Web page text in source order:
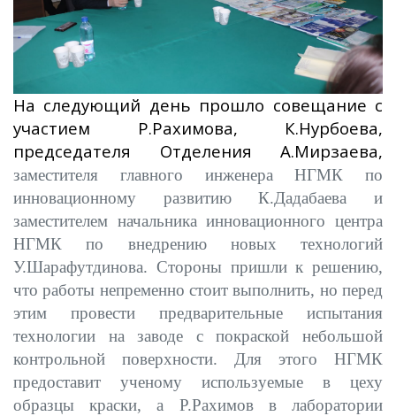
На следующий день прошло совещание с
участием Р.Рахимова, К.Нурбоева,
председателя Отделения А.Мирзаева,
заместителя главного инженера НГМК по
инновационному развитию К.Дадабаева и
заместителем начальника инновационного центра
НГМК по внедрению новых технологий
У.Шарафутдинова. Стороны пришли к решению,
что работы непременно стоит выполнить, но перед
этим провести предварительные испытания
технологии на заводе с покраской небольшой
контрольной поверхности. Для этого НГМК
предоставит ученому используемые в цеху
образцы краски, а Р.Рахимов в лаборатории